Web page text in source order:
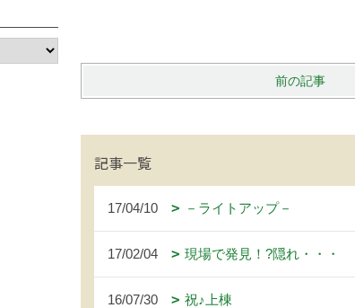
前の記事
記事一覧
17/04/10 －ライトアップ－
17/02/04 現場で発見！?隠れ・・・
16/07/30 祝♪上棟